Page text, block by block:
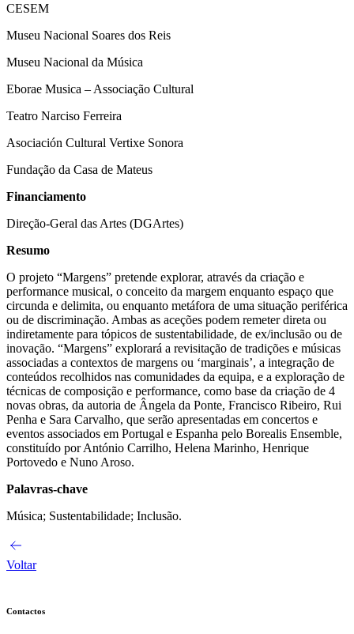
CESEM
Museu Nacional Soares dos Reis
Museu Nacional da Música
Eborae Musica – Associação Cultural
Teatro Narciso Ferreira
Asociación Cultural Vertixe Sonora
Fundação da Casa de Mateus
Financiamento
Direção-Geral das Artes (DGArtes)
Resumo
O projeto “Margens” pretende explorar, através da criação e
performance musical, o conceito da margem enquanto espaço que
circunda e delimita, ou enquanto metáfora de uma situação periférica
ou de discriminação. Ambas as aceções podem remeter direta ou
indiretamente para tópicos de sustentabilidade, de ex/inclusão ou de
inovação. “Margens” explorará a revisitação de tradições e músicas
associadas a contextos de margens ou ‘marginais’, a integração de
conteúdos recolhidos nas comunidades da equipa, e a exploração de
técnicas de composição e performance, como base da criação de 4
novas obras, da autoria de Ângela da Ponte, Francisco Ribeiro, Rui
Penha e Sara Carvalho, que serão apresentadas em concertos e
eventos associados em Portugal e Espanha pelo Borealis Ensemble,
constituído por António Carrilho, Helena Marinho, Henrique
Portovedo e Nuno Aroso.
Palavras-chave
Música; Sustentabilidade; Inclusão.
Voltar
Contactos